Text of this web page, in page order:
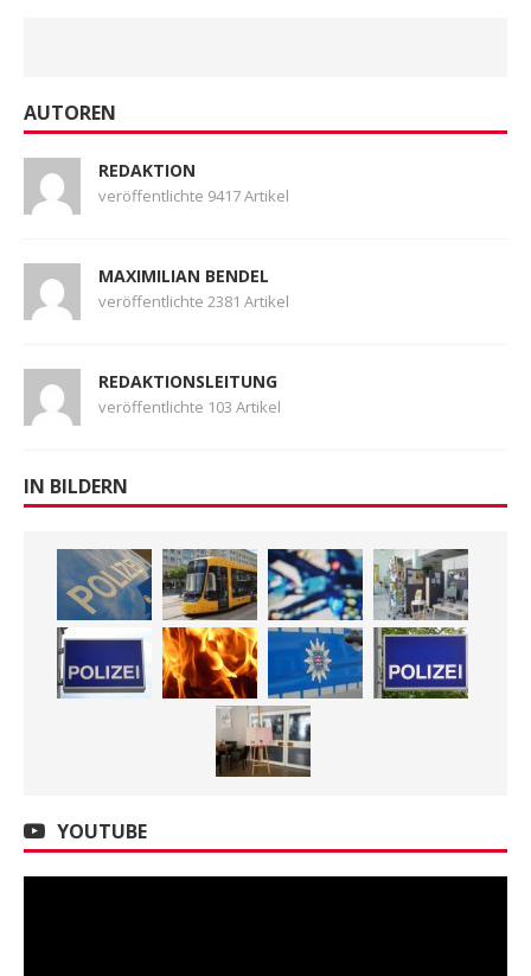
AUTOREN
REDAKTION
veröffentlichte 9417 Artikel
MAXIMILIAN BENDEL
veröffentlichte 2381 Artikel
REDAKTIONSLEITUNG
veröffentlichte 103 Artikel
IN BILDERN
YOUTUBE